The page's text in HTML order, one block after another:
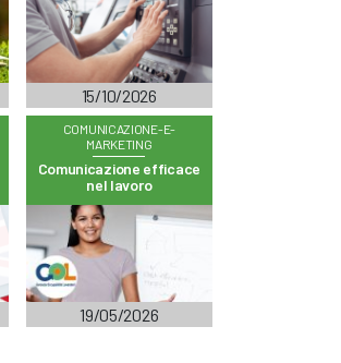
15/10/2026
COMUNICAZIONE-E-
MARKETING
Comunicazione efficace
nel lavoro
19/05/2026